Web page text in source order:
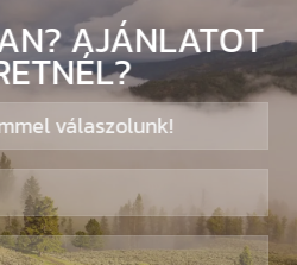
AJÁNLATOT
válaszolunk!